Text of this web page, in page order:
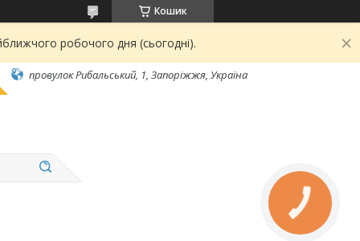
Кошик
робочого дня (сьогодні).
провулок Рибальський, 1, Запоріжжя, Україна